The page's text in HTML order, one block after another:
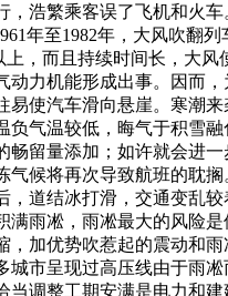
，浩繁乘客误了飞机和火
年至1982年，大风吹翻
上，而且持续时间长，大
力机能形成出事。因而
易使汽车滑向悬崖。寒潮
负气温较低，晦气于积雪
畅留量添加；如许就会进
气候将再次导致航班的耽
，道结冰打滑，交通变乱
满雨凇，雨凇最大的风险
，加优势吹惹起的震动和
市呈现过高压线由于雨
当调整工期安满是电力和